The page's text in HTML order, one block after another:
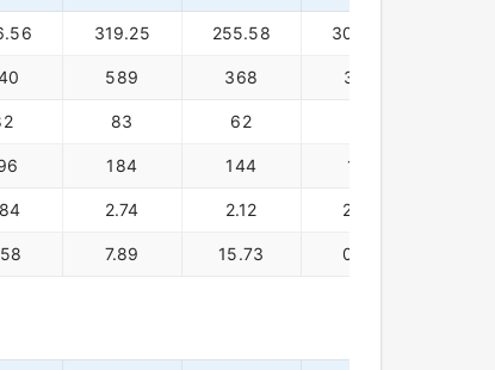
319.25 255.58 302.97
589 368 355
83 62
184 144 117
2.74 2.12 2.45
7.89 15.73 0.51